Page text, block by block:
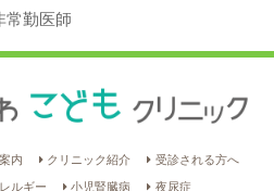
常勤医師
内 クリニック紹介 受診される方へ
ルギー 小児腎臓病 夜尿症